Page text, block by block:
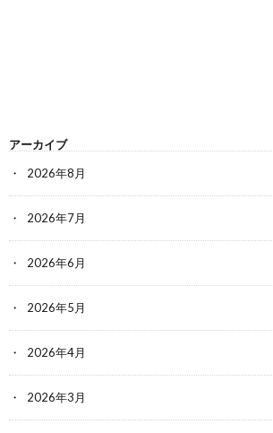
アーカイブ
2026年8月
2026年7月
2026年6月
2026年5月
2026年4月
2026年3月